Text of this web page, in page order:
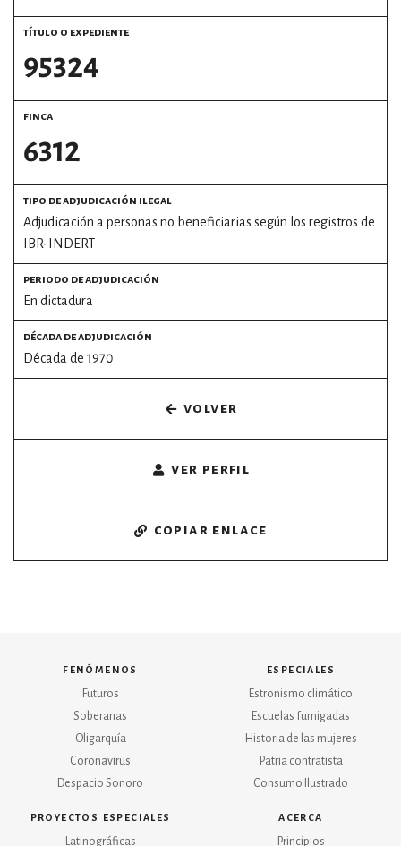
scrolls
chequeo
descargables
el surti
acerca
blog
título o expediente
95324
finca
6312
tipo de adjudicación ilegal
Adjudicación a personas no beneficiarias según los registros de
IBR-INDERT
periodo de adjudicación
En dictadura
década de adjudicación
Década de 1970
volver
ver perfil
copiar enlace
fenómenos
Futuros
Soberanas
Oligarquía
Coronavirus
Despacio Sonoro
especiales
Estronismo climático
Escuelas fumigadas
Historia de las mujeres
Patria contratista
Consumo Ilustrado
proyectos especiales
Latinográficas
acerca
Principios